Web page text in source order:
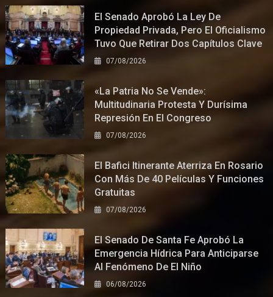
El Senado Aprobó La Ley De
Propiedad Privada, Pero El Oficialismo
Tuvo Que Retirar Dos Capítulos Clave
07/08/2026
«La Patria No Se Vende»:
Multitudinaria Protesta Y Durísima
Represión En El Congreso
07/08/2026
El Bafici Itinerante Aterriza En Rosario
Con Más De 40 Películas Y Funciones
Gratuitas
07/08/2026
El Senado De Santa Fe Aprobó La
Emergencia Hídrica Para Anticiparse
Al Fenómeno De El Niño
06/08/2026